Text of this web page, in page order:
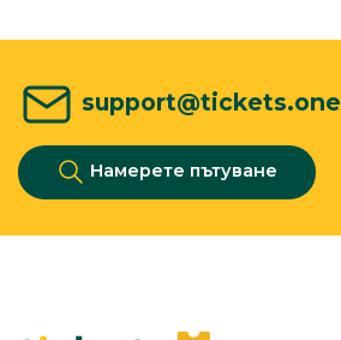
support@tickets.one
Намерете пътуване